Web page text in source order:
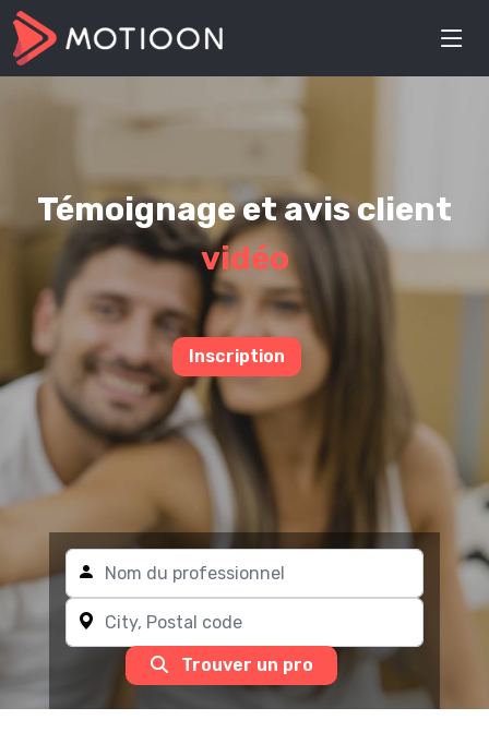
Témoignage et avis client
vidéo
Inscription
Trouver un pro